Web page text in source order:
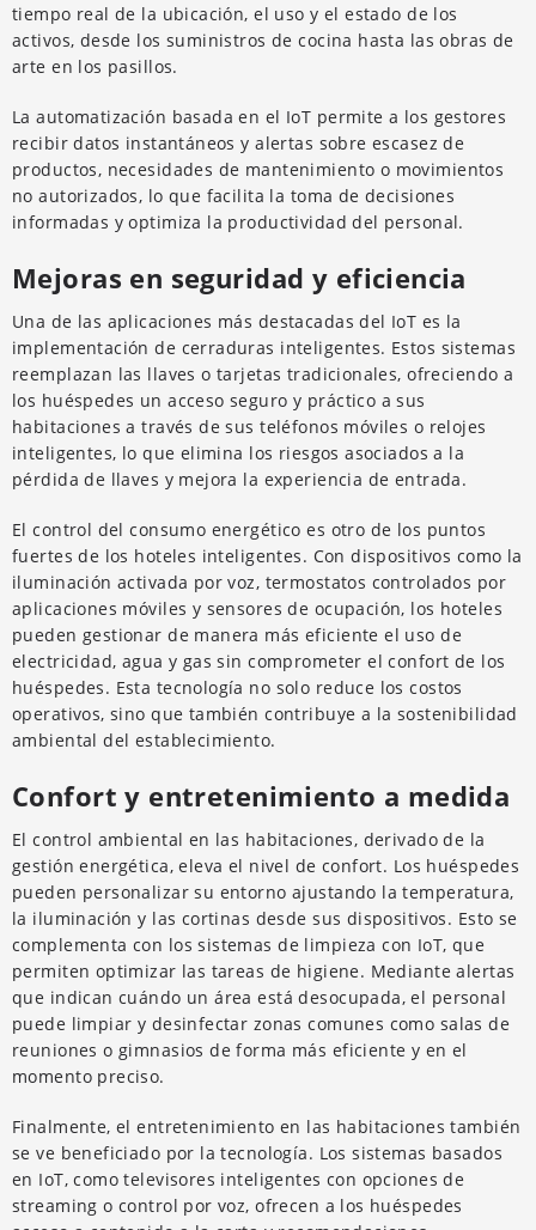
tiempo real de la ubicación, el uso y el estado de los
activos, desde los suministros de cocina hasta las obras de
arte en los pasillos.
La automatización basada en el IoT permite a los gestores
recibir datos instantáneos y alertas sobre escasez de
productos, necesidades de mantenimiento o movimientos
no autorizados, lo que facilita la toma de decisiones
informadas y optimiza la productividad del personal.
Mejoras en seguridad y eficiencia
Una de las aplicaciones más destacadas del IoT es la
implementación de cerraduras inteligentes. Estos sistemas
reemplazan las llaves o tarjetas tradicionales, ofreciendo a
los huéspedes un acceso seguro y práctico a sus
habitaciones a través de sus teléfonos móviles o relojes
inteligentes, lo que elimina los riesgos asociados a la
pérdida de llaves y mejora la experiencia de entrada.
El control del consumo energético es otro de los puntos
fuertes de los hoteles inteligentes. Con dispositivos como la
iluminación activada por voz, termostatos controlados por
aplicaciones móviles y sensores de ocupación, los hoteles
pueden gestionar de manera más eficiente el uso de
electricidad, agua y gas sin comprometer el confort de los
huéspedes. Esta tecnología no solo reduce los costos
operativos, sino que también contribuye a la sostenibilidad
ambiental del establecimiento.
Confort y entretenimiento a medida
El control ambiental en las habitaciones, derivado de la
gestión energética, eleva el nivel de confort. Los huéspedes
pueden personalizar su entorno ajustando la temperatura,
la iluminación y las cortinas desde sus dispositivos. Esto se
complementa con los sistemas de limpieza con IoT, que
permiten optimizar las tareas de higiene. Mediante alertas
que indican cuándo un área está desocupada, el personal
puede limpiar y desinfectar zonas comunes como salas de
reuniones o gimnasios de forma más eficiente y en el
momento preciso.
Finalmente, el entretenimiento en las habitaciones también
se ve beneficiado por la tecnología. Los sistemas basados
en IoT, como televisores inteligentes con opciones de
streaming o control por voz, ofrecen a los huéspedes